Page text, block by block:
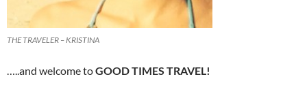
THE TRAVELER – KRISTINA
…..and welcome toGOOD TIMES TRAVEL!